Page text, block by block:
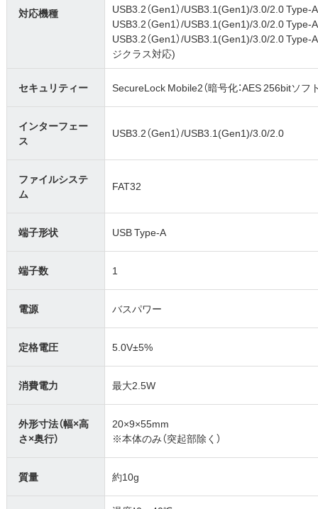
対応機種
USB3.2（Gen1）/USB3.1(Gen1)/3.0/2.0
USB3.2（Gen1）/USB3.1(Gen1)/3.0/2.0
USB3.2（Gen1）/USB3.1(Gen1)/3.0/2.0
ジクラス対応)
セキュリティー SecureLock Mobile2（暗号化：AES 256bitソフ
インターフェー
ス
USB3.2（Gen1）/USB3.1(Gen1)/3.0/2.0
ファイルシステ
ム
FAT32
端子形状 USB Type-A
端子数 1
電源 バスパワー
定格電圧 5.0V±5%
消費電力 最大2.5W
外形寸法（幅×高
さ×奥行）
20×9×55mm
※本体のみ（突起部除く）
質量 約10g